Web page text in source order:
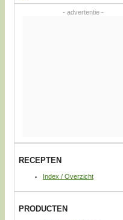
- advertentie -
RECEPTEN
Index / Overzicht
PRODUCTEN